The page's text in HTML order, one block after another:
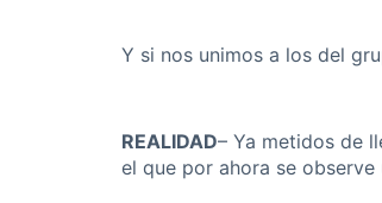
Y si nos unimos a los del
REALIDAD– Ya metidos de
el que por ahora se